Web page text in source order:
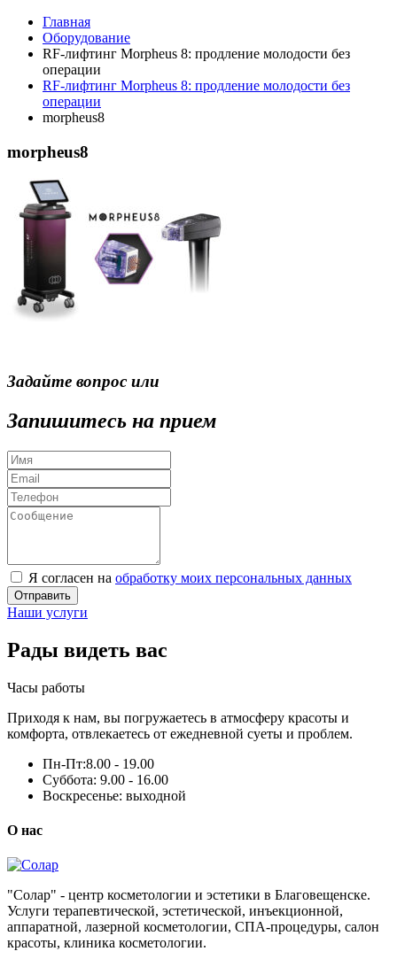
Главная
Оборудование
RF-лифтинг Morpheus 8: продление молодости без
операции
RF-лифтинг Morpheus 8: продление молодости без
операции
morpheus8
morpheus8
Задайте вопрос или
Запишитесь на прием
Я согласен на обработку моих персональных данных
Отправить
Наши услуги
Рады видеть вас
Часы работы
Приходя к нам, вы погружаетесь в атмосферу красоты и
комфорта, отвлекаетесь от ежедневной суеты и проблем.
Пн-Пт:8.00 - 19.00
Суббота: 9.00 - 16.00
Воскресенье: выходной
О нас
"Солар" - центр косметологии и эстетики в Благовещенске.
Услуги терапевтической, эстетической, инъекционной,
аппаратной, лазерной косметологии, СПА-процедуры, салон
красоты, клиника косметологии.